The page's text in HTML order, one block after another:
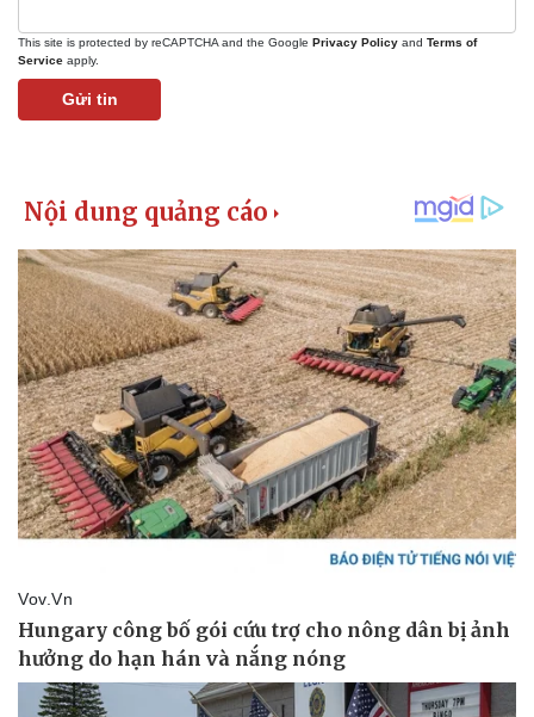
This site is protected by reCAPTCHA and the Google Privacy Policy and Terms of
Service apply.
Gửi tin